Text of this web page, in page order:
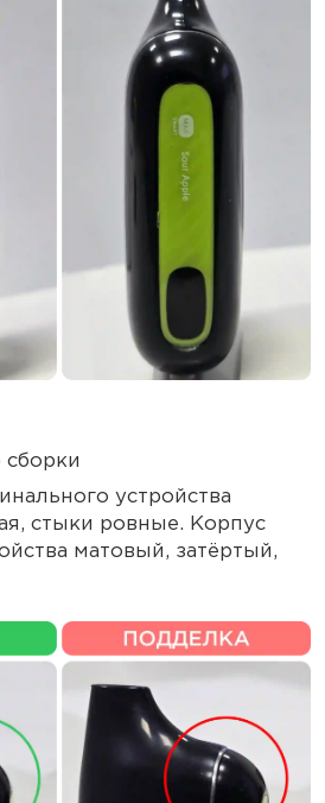
сборки
устройства
стыки ровные. Корпус
матовый, затёртый,